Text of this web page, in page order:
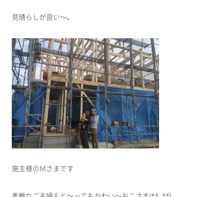
見晴らしが良い～。
施主様のＭさまです